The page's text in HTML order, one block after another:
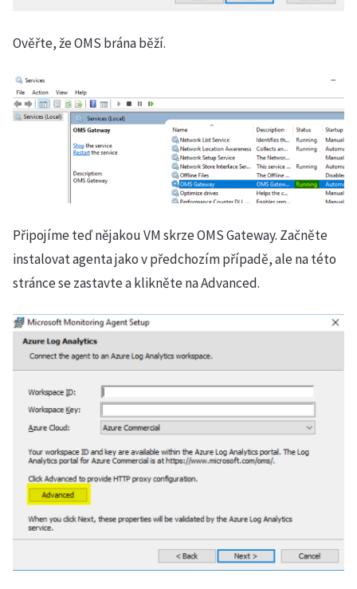
Ověřte, že OMS brána běží.
Připojíme teď nějakou VM skrze OMS Gateway. Začněte
instalovat agenta jako v předchozím případě, ale na této
stránce se zastavte a klikněte na Advanced.